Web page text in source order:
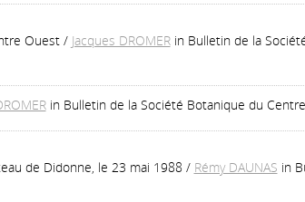
Ouest/ Jacques DROMER in Bulletin de la
in Bulletin de la Société Botanique du
de Didonne, le 23 mai 1988 / Rémy DAUNAS in